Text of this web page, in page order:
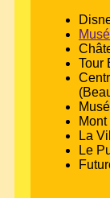
Tour
La
Le